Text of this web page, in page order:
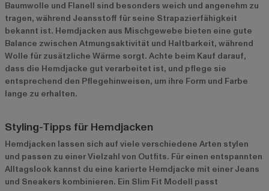
Baumwolle und Flanell sind besonders weich und angenehm zu
tragen, während Jeansstoff für seine Strapazierfähigkeit
bekannt ist. Hemdjacken aus Mischgewebe bieten eine gute
Balance zwischen Atmungsaktivität und Haltbarkeit, während
Wolle für zusätzliche Wärme sorgt. Achte beim Kauf darauf,
dass die Hemdjacke gut verarbeitet ist, und pflege sie
entsprechend den Pflegehinweisen, um ihre Form und Farbe
lange zu erhalten.
Styling-Tipps für Hemdjacken
Hemdjacken lassen sich auf viele verschiedene Arten stylen
und passen zu einer Vielzahl von Outfits. Für einen entspannten
Alltagslook kannst du eine karierte Hemdjacke mit einer Jeans
und Sneakers kombinieren. Ein Slim Fit Modell passt